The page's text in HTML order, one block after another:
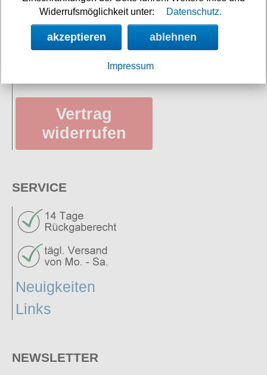
Versandkosten
Datenschutz
Vertrag
widerrufen
SERVICE
Neuigkeiten
Links
NEWSLETTER
Widerrufsmöglichkeit unter:
Datenschutz.
akzeptieren ablehnen
Impressum